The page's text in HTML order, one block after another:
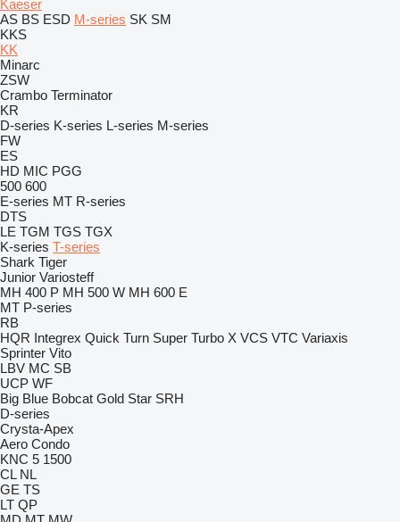
Kaeser
AS BS ESD M-series SK SM
KKS
KK
Minarc
ZSW
Crambo Terminator
KR
D-series K-series L-series M-series
FW
ES
HD MIC PGG
500 600
E-series MT R-series
DTS
LE TGM TGS TGX
K-series T-series
Shark Tiger
Junior Variosteff
MH 400 P MH 500 W MH 600 E
MT P-series
RB
HQR Integrex Quick Turn Super Turbo X VCS VTC Variaxis
Sprinter Vito
LBV MC SB
UCP WF
Big Blue Bobcat Gold Star SRH
D-series
Crysta-Apex
Aero Condo
KNC 5 1500
CL NL
GE TS
LT QP